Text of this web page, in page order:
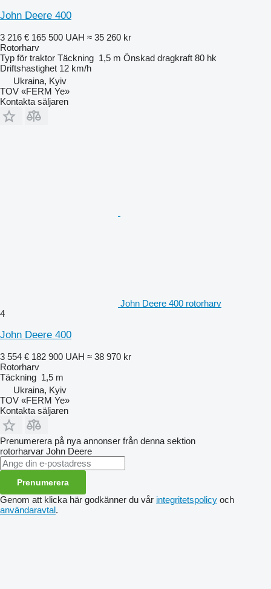
John Deere 400
3 216 € 165 500 UAH ≈ 35 260 kr
Rotorharv
Typ för traktor Täckning 1,5 m Önskad dragkraft 80 hk
Driftshastighet 12 km/h
Ukraina, Kyiv
TOV «FERM Ye»
Kontakta säljaren
John Deere 400 rotorharv
4
John Deere 400
3 554 € 182 900 UAH ≈ 38 970 kr
Rotorharv
Täckning 1,5 m
Ukraina, Kyiv
TOV «FERM Ye»
Kontakta säljaren
Prenumerera på nya annonser från denna sektion
rotorharvar John Deere
Prenumerera
Genom att klicka här godkänner du vår integritetspolicy och
användaravtal.